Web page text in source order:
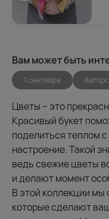
Вам может быть
1 сентября
Цветы – это
Красивый букет
поделиться теплом
настроение. Такой
ведь свежие цветы
и делают момент
В этой коллекции
которые сделают